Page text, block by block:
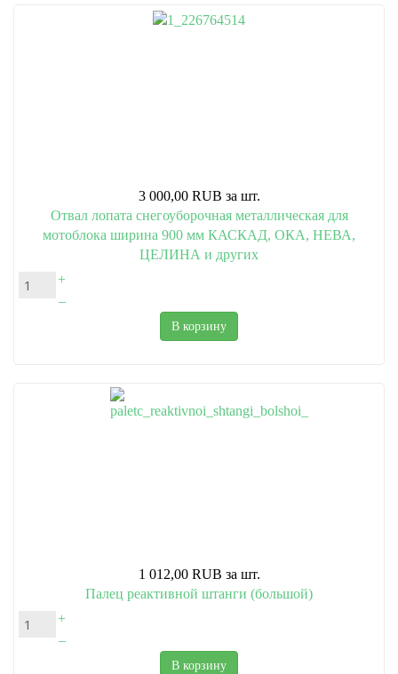
3 000,00 RUB за шт.
Отвал лопата снегоуборочная металлическая для
мотоблока ширина 900 мм КАСКАД, ОКА, НЕВА,
ЦЕЛИНА и других
+
–
В корзину
1 012,00 RUB за шт.
Палец реактивной штанги (большой)
+
–
В корзину